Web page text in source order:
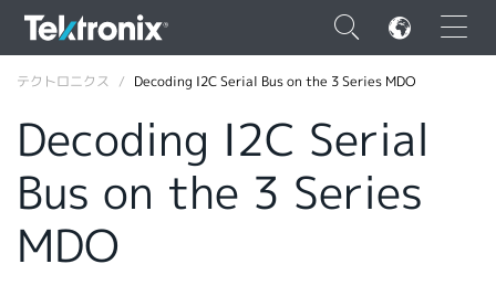
×
ENGLISH
FRANÇAIS
テクトロニクス Decoding I2C Serial Bus on the 3 Series MDO
Decoding I2C Serial
Bus on the 3 Series
MDO